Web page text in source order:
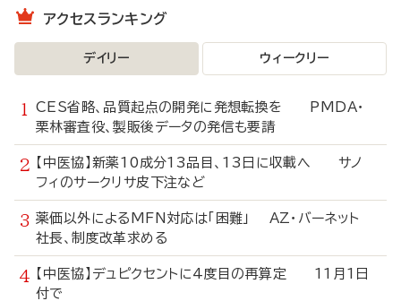
アクセスランキング
デイリー ウィークリー
CES省略、品質起点の開発に発想転換を PMDA・
栗林審査役、製販後データの発信も要請
【中医協】新薬10成分13品目、13日に収載へ サノ
フィのサークリサ皮下注など
薬価以外によるMFN対応は「困難」 AZ・バーネット
社長、制度改革求める
【中医協】デュピクセントに4度目の再算定 11月1日
付で